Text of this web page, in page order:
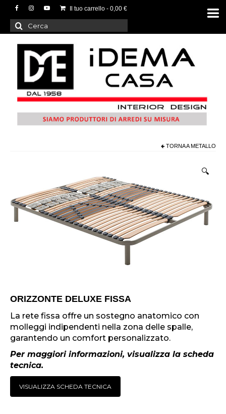
Il tuo carrello - 0,00 €
Cerca:
TORNA A METALLO
🔍
ORIZZONTE DELUXE FISSA
La rete fissa offre un sostegno anatomico con
molleggi indipendenti nella zona delle spalle,
garantendo un comfort personalizzato.
Per maggiori informazioni, visualizza la scheda
tecnica.
VISUALIZZA SCHEDA TECNICA